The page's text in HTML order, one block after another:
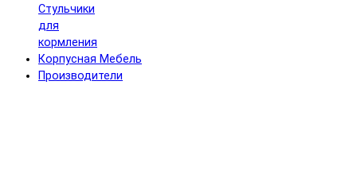
Стульчики
для
кормления
Корпусная Мебель
Производители